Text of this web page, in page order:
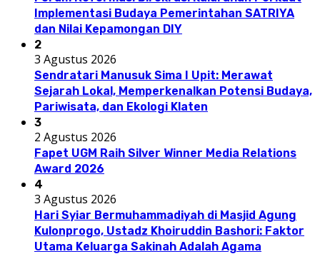
Implementasi Budaya Pemerintahan SATRIYA
dan Nilai Kepamongan DIY
2
3 Agustus 2026
Sendratari Manusuk Sima I Upit: Merawat
Sejarah Lokal, Memperkenalkan Potensi Budaya,
Pariwisata, dan Ekologi Klaten
3
2 Agustus 2026
Fapet UGM Raih Silver Winner Media Relations
Award 2026
4
3 Agustus 2026
Hari Syiar Bermuhammadiyah di Masjid Agung
Kulonprogo, Ustadz Khoiruddin Bashori: Faktor
Utama Keluarga Sakinah Adalah Agama